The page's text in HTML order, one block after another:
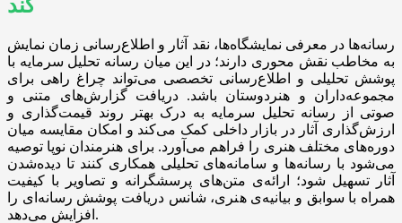
کند
رسانه‌ها در معرفی نمایشگاه‌ها، نقد آثار و اطلاع‌رسانی زمان نمایش
به مخاطب نقش محوری دارند؛ در این میان رسانه تحلیل سرمایه با
پوشش تحلیلی و اطلاع‌رسانی تخصصی می‌تواند چراغ راهی برای
مجموعه‌داران و هنردوستان باشد. دریافت گزارش‌های متنی و
صوتی از رسانه تحلیل سرمایه به درک بهتر روند قیمت‌گذاری و
ارزش‌گذاری آثار در بازار داخلی کمک می‌کند و امکان مقایسه میان
دوره‌های مختلف هنری را فراهم می‌آورد. برای هنرمندان نوپا توصیه
می‌شود با رسانه‌ها و سامانه‌های تحلیلی همکاری کنند تا دیده‌شدن
آثار تسهیل شود؛ ارائه‌ی متن‌های پرسشگرانه و تصاویر با کیفیت
همراه با سوابق و بیانیه‌ی هنری، شانس دریافت پوشش رسانه‌ای را
افزایش می‌دهد.